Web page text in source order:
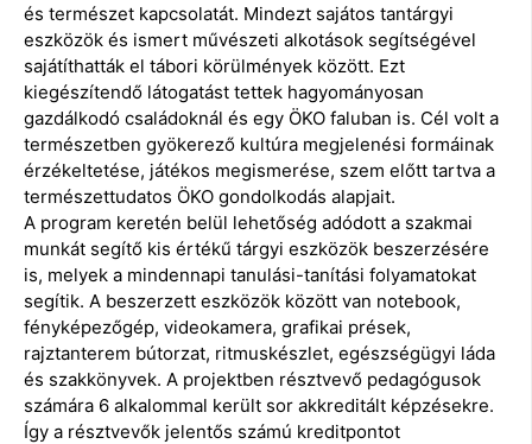
és természet kapcsolatát. Mindezt sajátos tantárgyi
eszközök és ismert művészeti alkotások segítségével
sajátíthatták el tábori körülmények között. Ezt
kiegészítendő látogatást tettek hagyományosan
gazdálkodó családoknál és egy ÖKO faluban is. Cél volt a
természetben gyökerező kultúra megjelenési formáinak
érzékeltetése, játékos megismerése, szem előtt tartva a
természettudatos ÖKO gondolkodás alapjait.
A program keretén belül lehetőség adódott a szakmai
munkát segítő kis értékű tárgyi eszközök beszerzésére
is, melyek a mindennapi tanulási-tanítási folyamatokat
segítik. A beszerzett eszközök között van notebook,
fényképezőgép, videokamera, grafikai prések,
rajztanterem bútorzat, ritmuskészlet, egészségügyi láda
és szakkönyvek. A projektben résztvevő pedagógusok
számára 6 alkalommal került sor akkreditált képzésekre.
Így a résztvevők jelentős számú kreditpontot